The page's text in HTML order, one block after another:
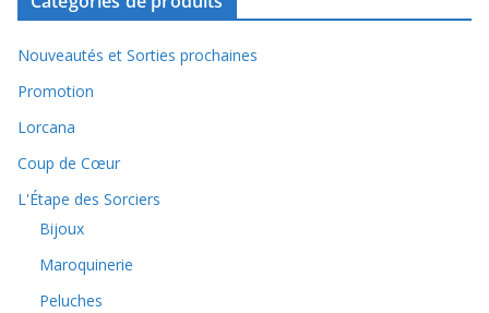
Nouveautés et Sorties prochaines
Promotion
Lorcana
Coup de Cœur
L'Étape des Sorciers
Bijoux
Maroquinerie
Peluches